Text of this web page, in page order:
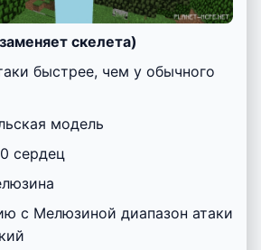
скелета)
быстрее, чем у обычного
модель
сердец
с Мелюзиной диапазон атаки